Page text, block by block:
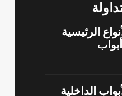
الرئيسية
الداخلية